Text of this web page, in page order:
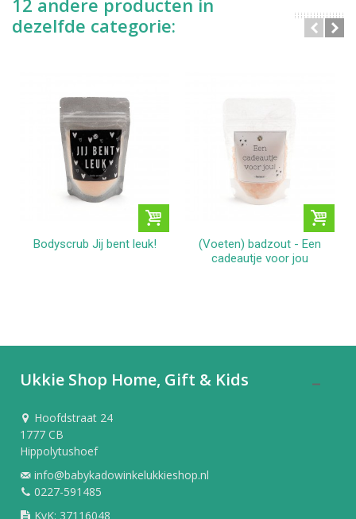
12 andere producten in
dezelfde categorie:
Bodyscrub Jij bent leuk!
(Voeten) badzout - Een
cadeautje voor jou
Ukkie Shop Home, Gift & Kids
Hoofdstraat 24
1777 CB
Hippolytushoef
info@babykadowinkelukkieshop.nl
0227-591485
KvK: 37116048